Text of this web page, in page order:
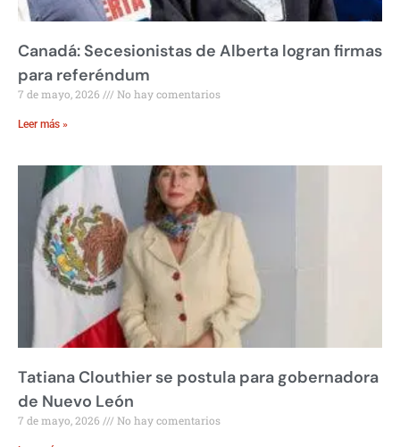
Canadá: Secesionistas de Alberta logran firmas
para referéndum
7 de mayo, 2026 No hay comentarios
Leer más »
Tatiana Clouthier se postula para gobernadora
de Nuevo León
7 de mayo, 2026 No hay comentarios